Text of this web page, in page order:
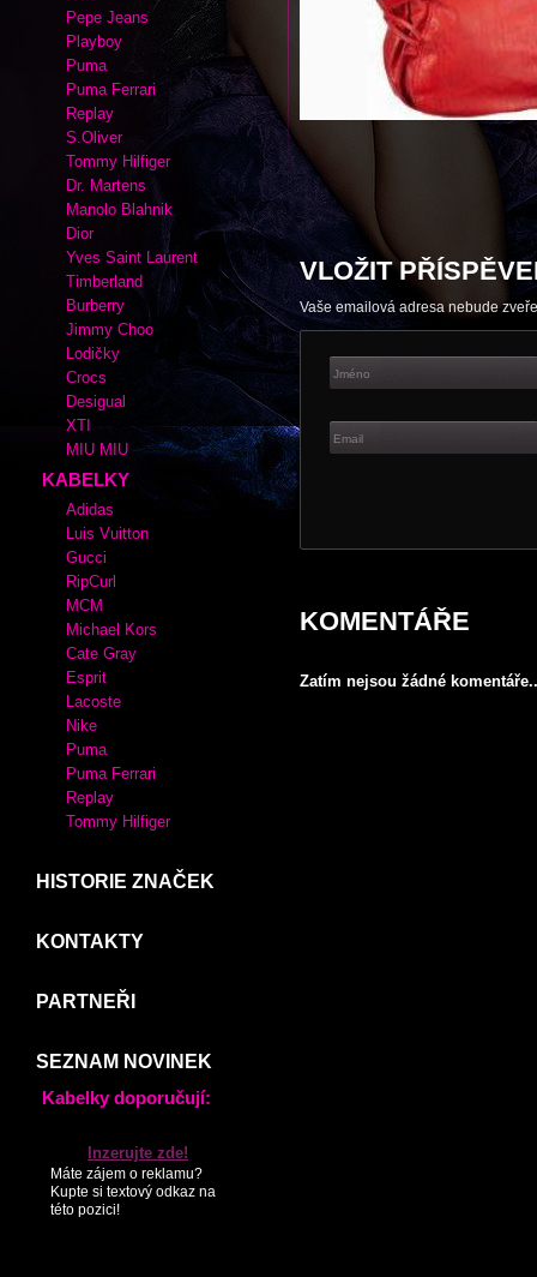
Rubrika kabelek a bot:
VLOŽIT
Adidas
Cate Gray
Converse
Esprit
Fox
Lacoste
Nike
Pepe Jeans
Playboy
Puma
Puma Ferrari
Replay
S.Oliver
Tommy Hilfiger
Dr. Martens
Manolo Blahnik
Dior
Yves Saint Laurent
Timberland
Burberry
Jimmy Choo
Lodičky
Crocs
Desigual
XTI
MIU MIU
KABELKY
Adidas
Luis Vuitton
Gucci
RipCurl
MCM
Michael Kors
Cate Gray
Lacoste
Puma Ferrari
Tommy Hilfiger
HISTORIE ZNAČEK
PARTNEŘI